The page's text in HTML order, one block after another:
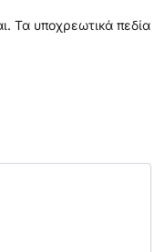
Τα υποχρεωτικά πεδία